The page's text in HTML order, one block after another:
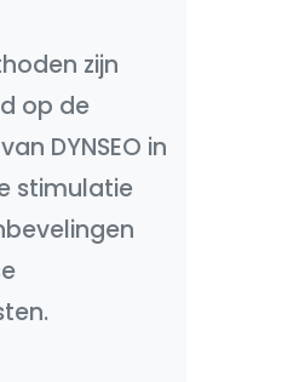
zijn
op de
DYNSEO in
stimulatie